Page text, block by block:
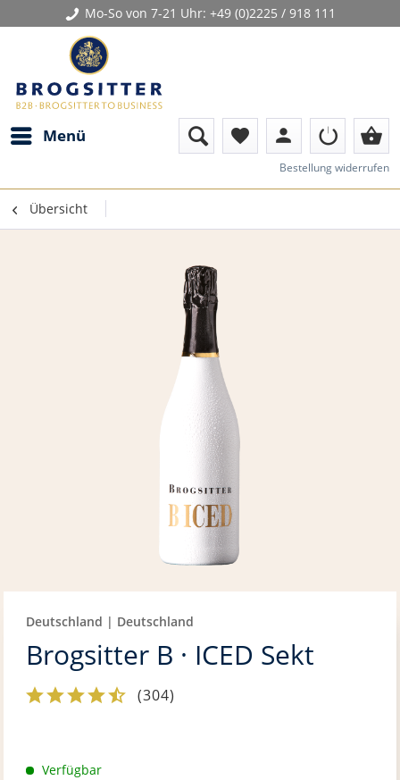
Mo-So von 7-21 Uhr: +49 (0)2225 / 918 111
Menü favorite person shopping_basket
Bestellung widerrufen
Übersicht
Deutschland | Deutschland
Brogsitter B · ICED Sekt
(304)
Verfügbar